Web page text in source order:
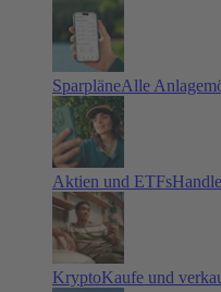
SparpläneAlle
Aktien und ETFs
KryptoKaufe und